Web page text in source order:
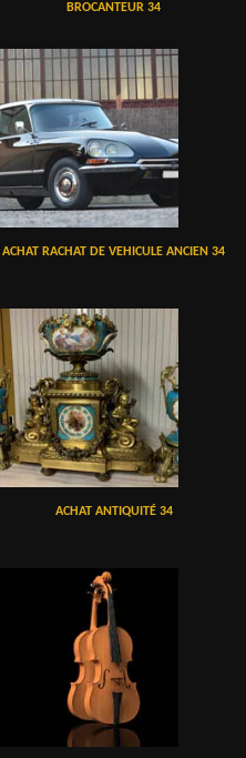
BROCANTEUR 34
ACHAT RACHAT DE VEHICULE ANCIEN 34
ACHAT ANTIQUITÉ 34